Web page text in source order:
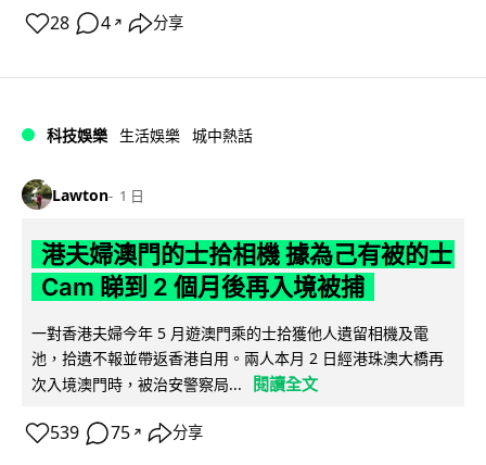
28 4 ↗ 分享
科技娛樂 生活娛樂 城中熱話
Lawton 1 日
港夫婦澳門的士拾相機 據為己有被的士
Cam 睇到 2 個月後再入境被捕
一對香港夫婦今年 5 月遊澳門乘的士拾獲他人遺留相機及電
池，拾遺不報並帶返香港自用。兩人本月 2 日經港珠澳大橋再
次入境澳門時，被治安警察局...
閱讀全文
539 75 ↗ 分享